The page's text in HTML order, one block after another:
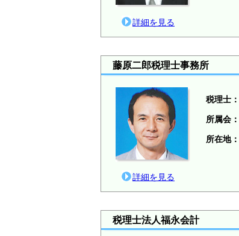
詳細を見る
藤原二郎税理士事務所
詳細を見る
税理士：
所属会：
所在地：
税理士法人福永会計